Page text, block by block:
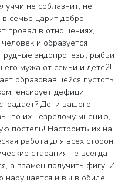
не соблазнит, не
семье царит добро.
провал в отношениях,
и образуется
эндопротезы, рыбьи
мужа от семьи и детей!
образовавшейся пустоты.
дефицит
Дети вашего
по их незрелому мнению,
постель! Настроить их на
работа для всех сторон.
старания не всегда
а взамен получить фигу. И
нарушается и вы в обиде